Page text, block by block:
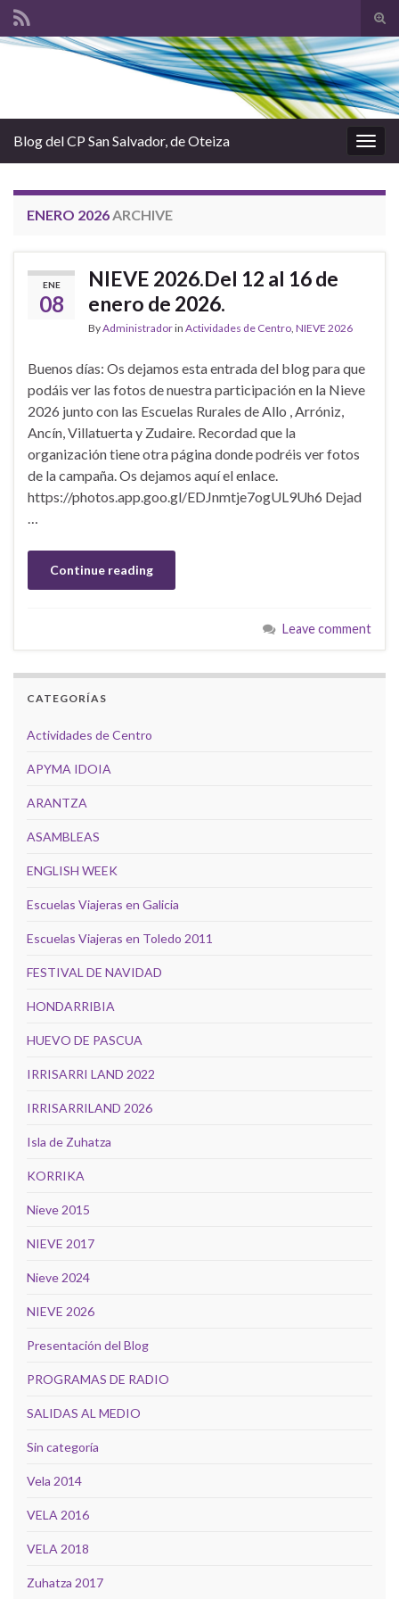
Search for:
Blog del CP San Salvador, de Oteiza
ENERO 2026ARCHIVE
ENE
08
NIEVE 2026.Del 12 al 16 de
enero de 2026.
ByAdministradorin Actividades de Centro, NIEVE 2026
Buenos días: Os dejamos esta entrada del blog para que
podáis ver las fotos de nuestra participación en la Nieve
2026 junto con las Escuelas Rurales de Allo , Arróniz,
Ancín, Villatuerta y Zudaire. Recordad que la
organización tiene otra página donde podréis ver fotos
de la campaña. Os dejamos aquí el enlace.
https://photos.app.goo.gl/EDJnmtje7ogUL9Uh6 Dejad
…
Continue reading
Leave comment
CATEGORÍAS
Actividades de Centro
APYMA IDOIA
ARANTZA
ASAMBLEAS
ENGLISH WEEK
Escuelas Viajeras en Galicia
Escuelas Viajeras en Toledo 2011
FESTIVAL DE NAVIDAD
HONDARRIBIA
HUEVO DE PASCUA
IRRISARRI LAND 2022
IRRISARRILAND 2026
Isla de Zuhatza
KORRIKA
Nieve 2015
NIEVE 2017
Nieve 2024
NIEVE 2026
Presentación del Blog
PROGRAMAS DE RADIO
SALIDAS AL MEDIO
Sin categoría
Vela 2014
VELA 2016
VELA 2018
Zuhatza 2017